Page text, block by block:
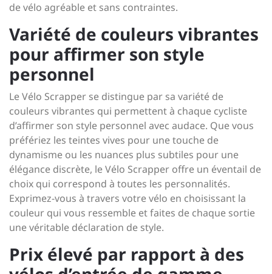
de vélo agréable et sans contraintes.
Variété de couleurs vibrantes
pour affirmer son style
personnel
Le Vélo Scrapper se distingue par sa variété de
couleurs vibrantes qui permettent à chaque cycliste
d’affirmer son style personnel avec audace. Que vous
préfériez les teintes vives pour une touche de
dynamisme ou les nuances plus subtiles pour une
élégance discrète, le Vélo Scrapper offre un éventail de
choix qui correspond à toutes les personnalités.
Exprimez-vous à travers votre vélo en choisissant la
couleur qui vous ressemble et faites de chaque sortie
une véritable déclaration de style.
Prix élevé par rapport à des